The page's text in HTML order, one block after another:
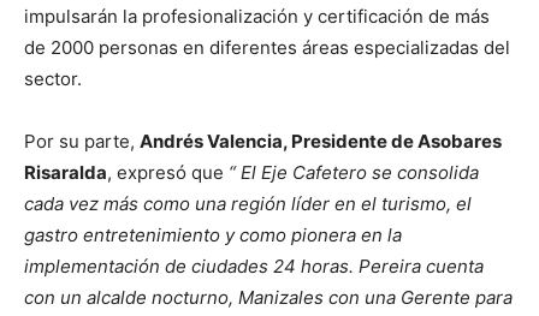
impulsarán la profesionalización y certificación de más
de 2000 personas en diferentes áreas especializadas del
sector.
Por su parte, Andrés Valencia, Presidente de Asobares
Risaralda, expresó que “ El Eje Cafetero se consolida
cada vez más como una región líder en el turismo, el
gastro entretenimiento y como pionera en la
implementación de ciudades 24 horas. Pereira cuenta
con un alcalde nocturno, Manizales con una Gerente para